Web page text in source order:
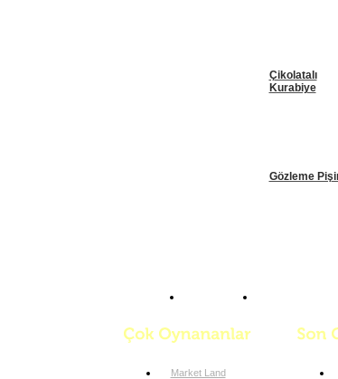
Çikolatalı
Kurabiye
Gözleme
Market Land